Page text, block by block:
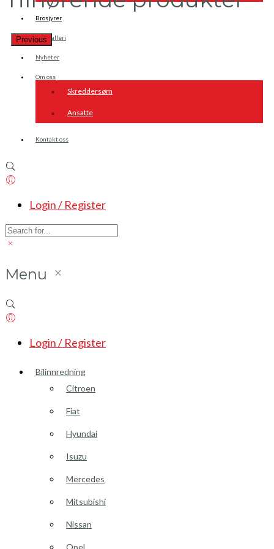
Brosjyrer
Fotogalleri
Nyheter
Om oss
Skreddersøm
Ansatte
Kontakt oss
Login / Register
Menu
Login / Register
Bilinnredning
Citroen
Fiat
Hyundai
Isuzu
Mercedes
Mitsubishi
Nissan
Opel
Previous